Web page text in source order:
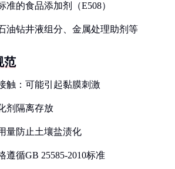
准的食品添加剂（E508）
油钻井液组分、金属处理助剂等
范
触：可能引起黏膜刺激
剂隔离存放
量防止土壤盐渍化
遵循GB 25585-2010标准